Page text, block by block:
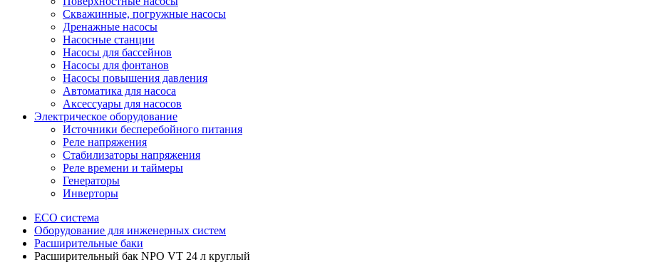
Скважинные, погружные насосы
Дренажные насосы
Насосные станции
Насосы для бассейнов
Насосы для фонтанов
Насосы повышения давления
Автоматика для насоса
Аксессуары для насосов
Электрическое оборудование
Источники бесперебойного питания
Реле напряжения
Стабилизаторы напряжения
Реле времени и таймеры
Генераторы
Инверторы
ECO система
Оборудование для инженерных систем
Расширительные баки
Расширительный бак NPO VT 24 л круглый